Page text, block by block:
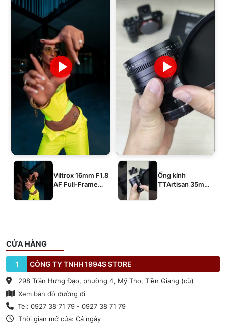
Viltrox 16mm F1.8
AF Full-Frame
Ống kính
TTArtisan 35mm
CỬA HÀNG
1 CÔNG TY TNHH 1994S STORE
298 Trần Hưng Đạo, phường 4, Mỹ Tho, Tiền Giang (cũ)
Xem bản đồ đường đi
Tel: 0927 38 71 79 - 0927 38 71 79
Thời gian mở cửa: Cả ngày